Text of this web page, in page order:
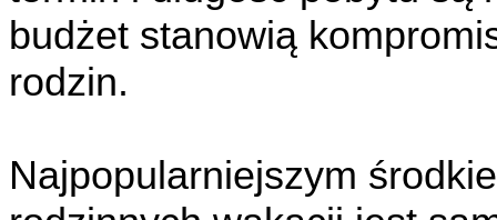
budżet stanowią
rodzin.
Najpopularniejszym